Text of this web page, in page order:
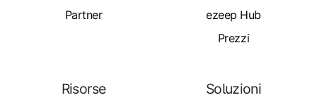
Partner
ezeep Hub
Prezzi
Risorse Soluzioni